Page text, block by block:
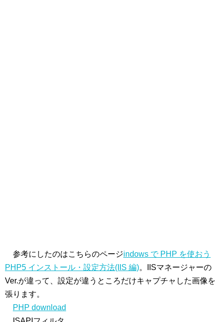
参考にしたのはこちらのページindows で PHP を使おう
PHP5 インストール・設定方法(IIS 編)。IISマネージャーの
Ver.が違って、設定が違うところだけキャプチャした画像を
張ります。
PHP download